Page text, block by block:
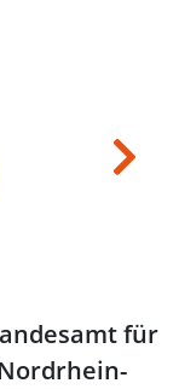
für
Next